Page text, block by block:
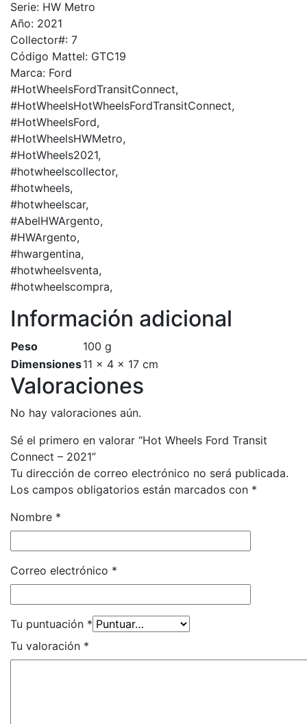
Serie: HW Metro
Año: 2021
Collector#: 7
Código Mattel: GTC19
Marca: Ford
#HotWheelsFordTransitConnect,
#HotWheelsHotWheelsFordTransitConnect,
#HotWheelsFord,
#HotWheelsHWMetro,
#HotWheels2021,
#hotwheelscollector,
#hotwheels,
#hotwheelscar,
#AbelHWArgento,
#HWArgento,
#hwargentina,
#hotwheelsventa,
#hotwheelscompra,
Información adicional
Peso
100 g
Dimensiones11 × 4 × 17 cm
Valoraciones
No hay valoraciones aún.
Sé el primero en valorar “Hot Wheels Ford Transit
Connect – 2021”
Tu dirección de correo electrónico no será publicada.
Los campos obligatorios están marcados con *
Nombre *
Correo electrónico *
Tu puntuación *
Tu valoración *